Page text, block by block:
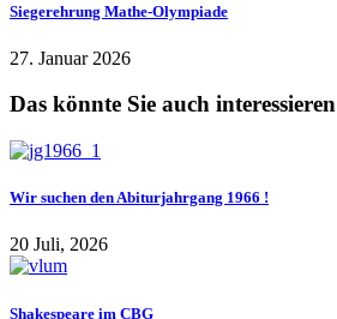
Siegerehrung Mathe-Olympiade
27. Januar 2026
Das könnte Sie auch interessieren
Wir suchen den Abiturjahrgang 1966 !
20 Juli, 2026
Shakespeare im CBG